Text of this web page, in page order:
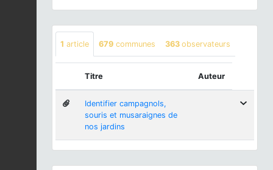
1 article 679 communes 363 observateurs
Titre Auteur
Identifier campagnols,
souris et musaraignes de
nos jardins